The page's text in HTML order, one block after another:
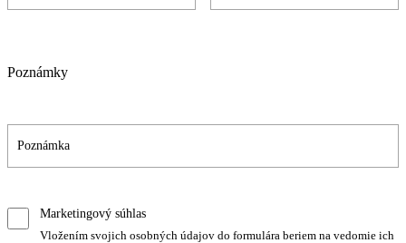
Poznámky
Marketingový súhlas
Vložením svojich osobných údajov do formulára beriem na vedomie ich